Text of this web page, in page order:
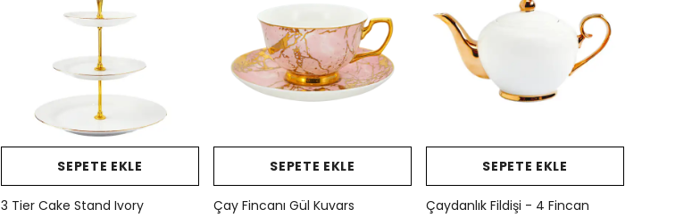
SEPETE EKLE
3 Tier Cake Stand Ivory
SEPETE EKLE
Çay Fincanı Gül Kuvars
SEPETE EKLE
Çaydanlık Fildişi - 4 Fincan